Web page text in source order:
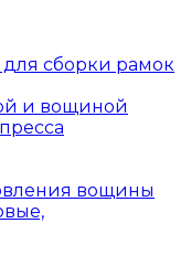
сборки рамок
и вощиной
вощины